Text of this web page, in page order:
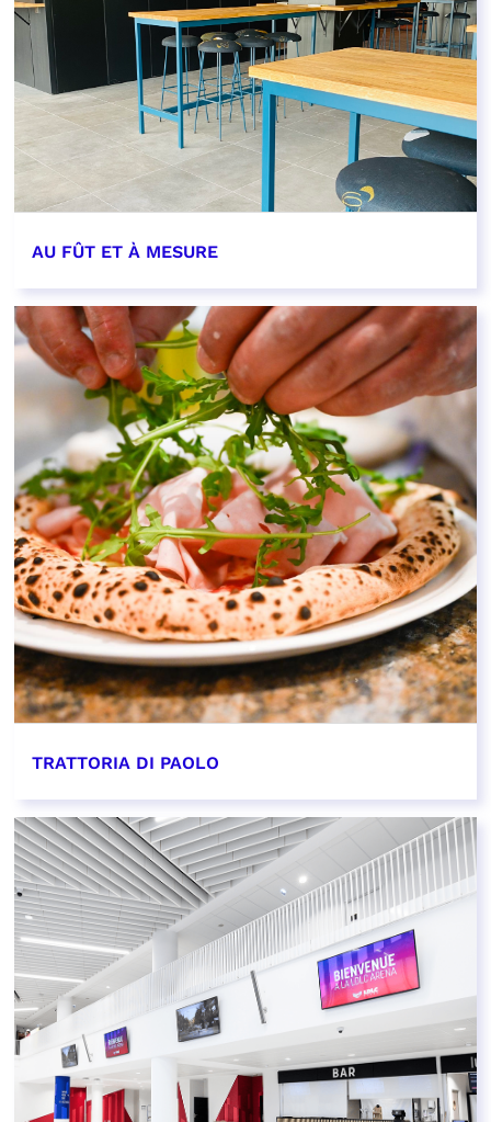
AU FÛT ET À MESURE
EN SAVOIR PLUS
TRATTORIA DI PAOLO
EN SAVOIR PLUS